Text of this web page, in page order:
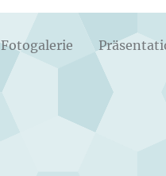
Fotogalerie